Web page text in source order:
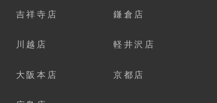
吉祥寺店 鎌倉店
川越店 軽井沢店
大阪本店 京都店